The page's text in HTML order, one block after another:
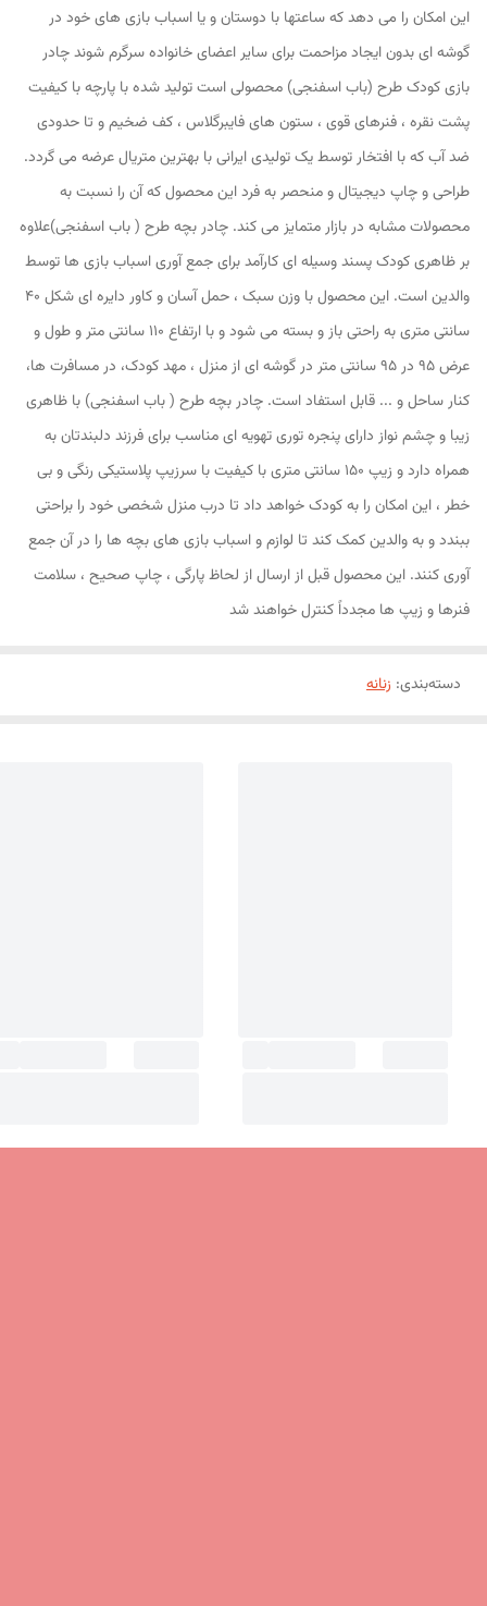
این امکان را می دهد که ساعتها با دوستان و یا اسباب بازی های خود در
گوشه ای بدون ایجاد مزاحمت برای سایر اعضای خانواده سرگرم شوند چادر
بازی کودک طرح (باب اسفنجی) محصولی است تولید شده با پارچه با کیفیت
پشت نقره ، فنرهای قوی ، ستون های فایبرگلاس ، کف ضخیم و تا حدودی
ضد آب که با افتخار توسط یک تولیدی ایرانی با بهترین متریال عرضه می گردد.
طراحی و چاپ دیجیتال و منحصر به فرد این محصول که آن را نسبت به
محصولات مشابه در بازار متمایز می کند. چادر بچه طرح ( باب اسفنجی)علاوه
بر ظاهری کودک پسند وسیله ای کارآمد برای جمع آوری اسباب بازی ها توسط
والدین است. این محصول با وزن سبک ، حمل آسان و کاور دایره ای شکل 40
سانتی متری به راحتی باز و بسته می شود و با ارتفاع 110 سانتی متر و طول و
عرض 95 در 95 سانتی متر در گوشه ای از منزل ، مهد کودک، در مسافرت ها،
کنار ساحل و ... قابل استفاد است. چادر بچه طرح ( باب اسفنجی) با ظاهری
زیبا و چشم نواز دارای پنجره توری تهویه ای مناسب برای فرزند دلبندتان به
همراه دارد و زیپ 150 سانتی متری با کیفیت با سرزیپ پلاستیکی رنگی و بی
خطر ، این امکان را به کودک خواهد داد تا درب منزل شخصی خود را براحتی
ببندد و به والدین کمک کند تا لوازم و اسباب بازی های بچه ها را در آن جمع
آوری کنند. این محصول قبل از ارسال از لحاظ پارگی ، چاپ صحیح ، سلامت
فنرها و زیپ ها مجدداً کنترل خواهند شد
دسته‌بندی: زنانه